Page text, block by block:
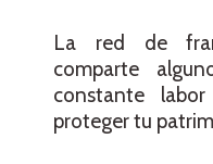
La red de
comparte
constante
proteger tu